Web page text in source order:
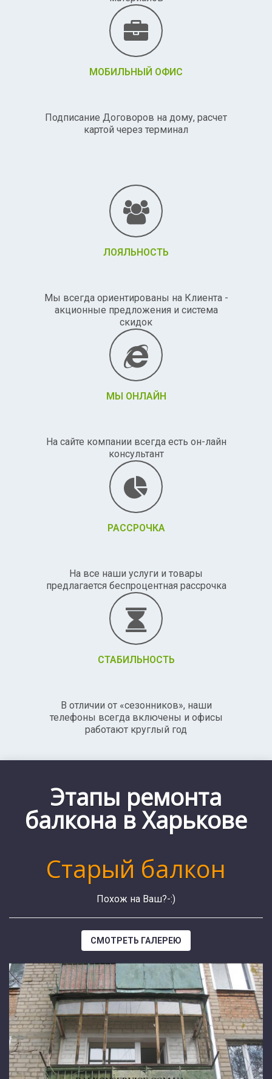
МОБИЛЬНЫЙ ОФИС
Подписание Договоров на дому, расчет
картой через терминал
ЛОЯЛЬНОСТЬ
Мы всегда ориентированы на Клиента -
акционные предложения и система
скидок
МЫ ОНЛАЙН
На сайте компании всегда есть он-лайн
консультант
РАССРОЧКА
На все наши услуги и товары
предлагается беспроцентная рассрочка
СТАБИЛЬНОСТЬ
В отличии от «сезонников», наши
телефоны всегда включены и офисы
работают круглый год
Этапы ремонта
балкона в Харькове
Старый балкон
Похож на Ваш?-:)
СМОТРЕТЬ ГАЛЕРЕЮ